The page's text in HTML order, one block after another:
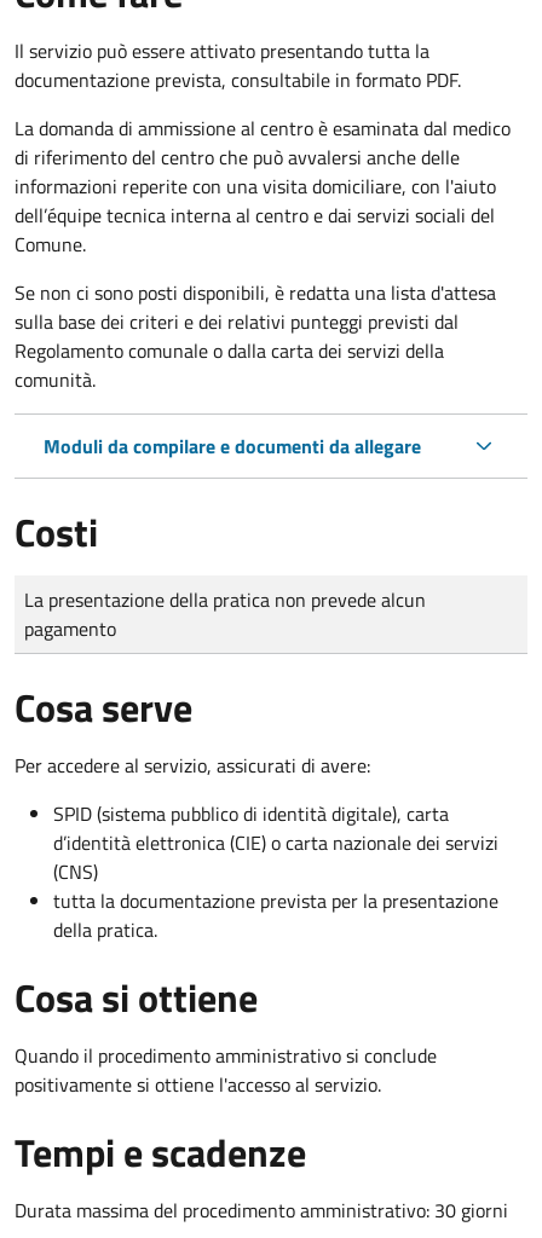
Il servizio può essere attivato presentando tutta la
documentazione prevista, consultabile in formato PDF.
La domanda di ammissione al centro è esaminata dal medico
di riferimento del centro che può avvalersi anche delle
informazioni reperite con una visita domiciliare, con l'aiuto
dell’équipe tecnica interna al centro e dai servizi sociali del
Comune.
Se non ci sono posti disponibili, è redatta una lista d'attesa
sulla base dei criteri e dei relativi punteggi previsti dal
Regolamento comunale o dalla carta dei servizi della
comunità.
Moduli da compilare e documenti da allegare
Costi
Tipo di pagamento
Importo
La presentazione della pratica non prevede alcun
pagamento
Cosa serve
Per accedere al servizio, assicurati di avere:
SPID (sistema pubblico di identità digitale), carta
d’identità elettronica (CIE) o carta nazionale dei servizi
(CNS)
tutta la documentazione prevista per la presentazione
della pratica.
Cosa si ottiene
Quando il procedimento amministrativo si conclude
positivamente si ottiene l'accesso al servizio.
Tempi e scadenze
Durata massima del procedimento amministrativo: 30 giorni